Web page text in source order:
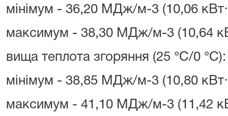
мінімум - 36,20 МДж/м-3 (10,06
максимум - 38,30 МДж/м-3 (10,64
вища теплота згоряння (25 °C/0 °C):
мінімум - 38,85 МДж/м-3 (10,80
максимум - 41,10 МДж/м-3 (11,42